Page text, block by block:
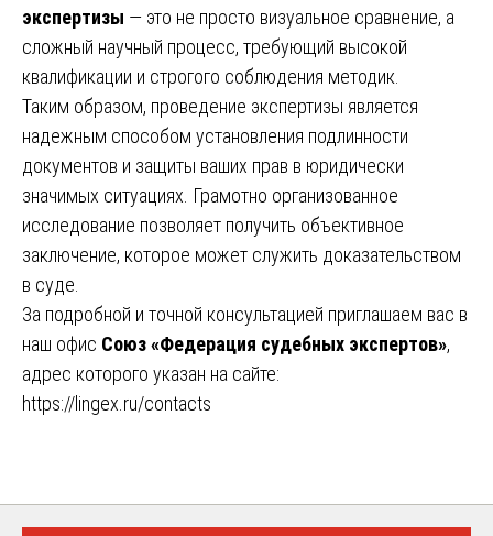
экспертизы — это не просто визуальное сравнение, а
сложный научный процесс, требующий высокой
квалификации и строгого соблюдения методик.
Таким образом, проведение экспертизы является
надежным способом установления подлинности
документов и защиты ваших прав в юридически
значимых ситуациях. Грамотно организованное
исследование позволяет получить объективное
заключение, которое может служить доказательством
в суде.
За подробной и точной консультацией приглашаем вас в
наш офис Союз «Федерация судебных экспертов»,
адрес которого указан на сайте:
https://lingex.ru/contacts